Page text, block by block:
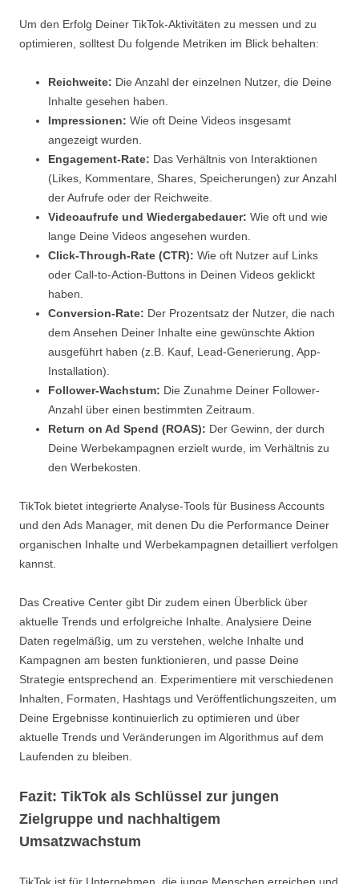
Um den Erfolg Deiner TikTok-Aktivitäten zu messen und zu
optimieren, solltest Du folgende Metriken im Blick behalten:
Reichweite: Die Anzahl der einzelnen Nutzer, die Deine
Inhalte gesehen haben.
Impressionen: Wie oft Deine Videos insgesamt
angezeigt wurden.
Engagement-Rate: Das Verhältnis von Interaktionen
(Likes, Kommentare, Shares, Speicherungen) zur Anzahl
der Aufrufe oder der Reichweite.
Videoaufrufe und Wiedergabedauer: Wie oft und wie
lange Deine Videos angesehen wurden.
Click-Through-Rate (CTR): Wie oft Nutzer auf Links
oder Call-to-Action-Buttons in Deinen Videos geklickt
haben.
Conversion-Rate: Der Prozentsatz der Nutzer, die nach
dem Ansehen Deiner Inhalte eine gewünschte Aktion
ausgeführt haben (z.B. Kauf, Lead-Generierung, App-
Installation).
Follower-Wachstum: Die Zunahme Deiner Follower-
Anzahl über einen bestimmten Zeitraum.
Return on Ad Spend (ROAS): Der Gewinn, der durch
Deine Werbekampagnen erzielt wurde, im Verhältnis zu
den Werbekosten.
TikTok bietet integrierte Analyse-Tools für Business Accounts
und den Ads Manager, mit denen Du die Performance Deiner
organischen Inhalte und Werbekampagnen detailliert verfolgen
kannst.
Das Creative Center gibt Dir zudem einen Überblick über
aktuelle Trends und erfolgreiche Inhalte. Analysiere Deine
Daten regelmäßig, um zu verstehen, welche Inhalte und
Kampagnen am besten funktionieren, und passe Deine
Strategie entsprechend an. Experimentiere mit verschiedenen
Inhalten, Formaten, Hashtags und Veröffentlichungszeiten, um
Deine Ergebnisse kontinuierlich zu optimieren und über
aktuelle Trends und Veränderungen im Algorithmus auf dem
Laufenden zu bleiben.
Fazit: TikTok als Schlüssel zur jungen
Zielgruppe und nachhaltigem
Umsatzwachstum